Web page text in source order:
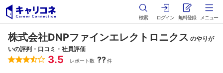
検索 ログイン 無料登録 メニュー
株式会社DNPファインエレクトロニクス のやりが
いの評判・口コミ・社員評価
3.5 レポート数 ??件